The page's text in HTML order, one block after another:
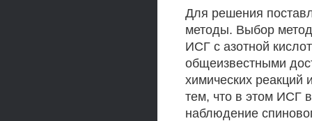
Для решения
методы. Выбор
ИСГ с азотной
общеизвестными
химических
тем, что в этом ИСГ
наблюдение